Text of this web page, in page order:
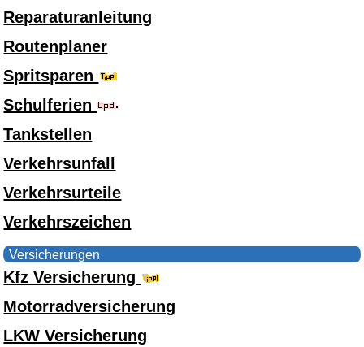
Reparaturanleitung
Routenplaner
Spritsparen
Schulferien
Tankstellen
Verkehrsunfall
Verkehrsurteile
Verkehrszeichen
Versicherungen
Kfz Versicherung
Motorradversicherung
LKW Versicherung